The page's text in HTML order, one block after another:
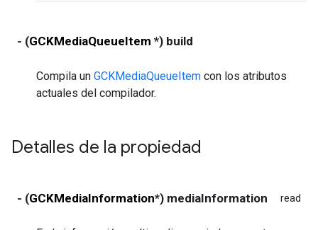
- (GCKMediaQueueItem *) build
Compila un GCKMediaQueueItem con los atributos
actuales del compilador.
Detalles de la propiedad
- (GCKMediaInformation*) mediaInformation read